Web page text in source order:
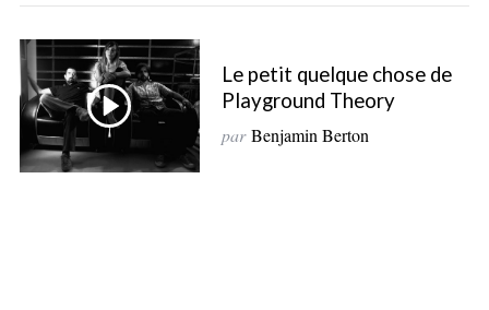
Le petit quelque chose de
Playground Theory
par Benjamin Berton
c
h
f
r
: